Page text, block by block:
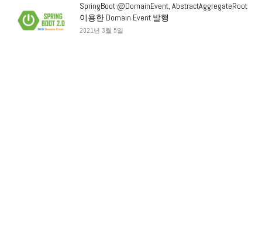
SpringBoot @DomainEvent, AbstractAggregateRoot
이용한 Domain Event 발행
2021년 3월 5일